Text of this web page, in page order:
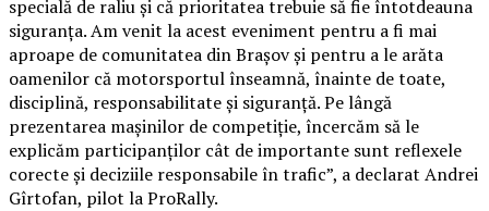
specială de raliu și că prioritatea trebuie să fie întotdeauna
siguranța. Am venit la acest eveniment pentru a fi mai
aproape de comunitatea din Brașov și pentru a le arăta
oamenilor că motorsportul înseamnă, înainte de toate,
disciplină, responsabilitate și siguranță. Pe lângă
prezentarea mașinilor de competiție, încercăm să le
explicăm participanților cât de importante sunt reflexele
corecte și deciziile responsabile în trafic”, a declarat Andrei
Gîrtofan, pilot la ProRally.